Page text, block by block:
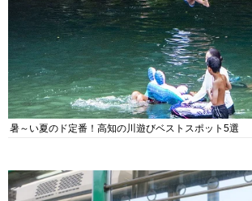
暑～い夏のド定番！高知の川遊びベストスポット5選